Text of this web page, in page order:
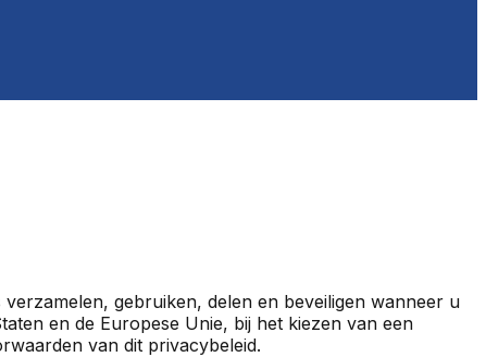
gebruiken, delen en beveiligen wanneer u
en de Europese Unie, bij het kiezen van een
van dit privacybeleid.